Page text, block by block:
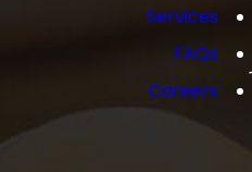
Services
FAQs
Careers